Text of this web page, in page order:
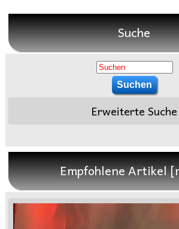
Suche
Erweiterte Suche
Empfohlene Artikel